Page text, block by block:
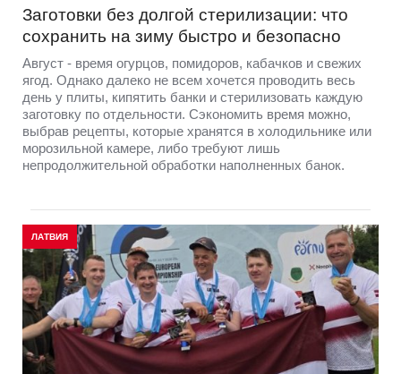
Заготовки без долгой стерилизации: что
сохранить на зиму быстро и безопасно
Август - время огурцов, помидоров, кабачков и свежих
ягод. Однако далеко не всем хочется проводить весь
день у плиты, кипятить банки и стерилизовать каждую
заготовку по отдельности. Сэкономить время можно,
выбрав рецепты, которые хранятся в холодильнике или
морозильной камере, либо требуют лишь
непродолжительной обработки наполненных банок.
ЛАТВИЯ